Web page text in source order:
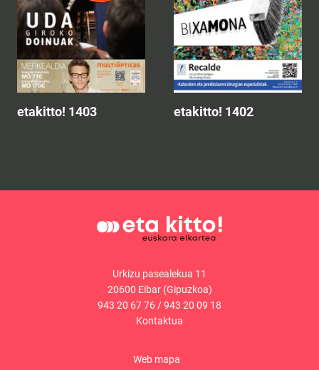
etakitto! 1403 etakitto! 1402
Urkizu pasealekua 11
20600 Eibar (Gipuzkoa)
943 20 67 76/943 20 09 18
Kontaktua
Web mapa